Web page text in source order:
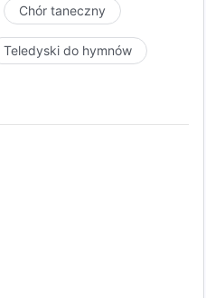
Chór taneczny
Teledyski do hymnów